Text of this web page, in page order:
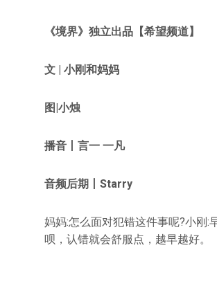
《境界》独立出品 【希望频道】
文 | 小刚和妈妈
图|小烛
播音丨 言一 一凡
音频后期丨Starry
妈妈:怎么面对犯错这件事呢?小刚:
呗，认错就会舒服点，越早越好。